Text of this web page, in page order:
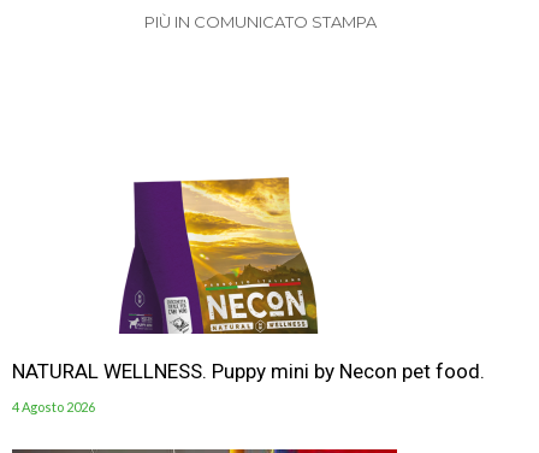
PIÙ IN COMUNICATO STAMPA
NATURAL WELLNESS. Puppy mini by Necon pet food.
4 Agosto 2026